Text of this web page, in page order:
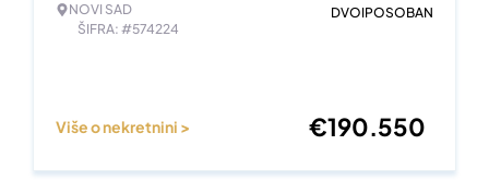
NOVI SAD
ŠIFRA: #574224
DVOIPOSOBAN
Više o nekretnini > €190.550